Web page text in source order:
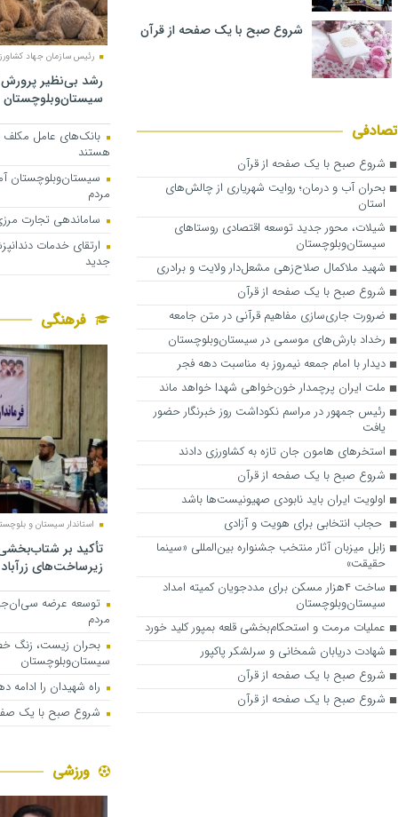
شروع صبح با یک صفحه از قرآن
تصادفی
شروع صبح با یک صفحه از قرآن
بحران آب و درمان؛ روایت شهریاری از چالش‌های
استان
شیلات، محور جدید توسعه اقتصادی روستاهای
سیستان‌وبلوچستان
شهید ملاکمال صلاح‌زهی مشعل‌دار ولایت و برادری
شروع صبح با یک صفحه از قرآن
ضرورت جاری‌سازی مفاهیم قرآنی در متن جامعه
رخداد بارش‌های موسمی در سیستان‌وبلوچستان
دیدار با امام جمعه نیمروز به مناسبت دهه فجر
ملت ایران پرچمدار خون‌خواهی شهدا خواهد ماند
رئیس جمهور در مراسم نکوداشت روز خبرنگار حضور
یافت
استخرهای هامون جان تازه به کشاورزی دادند
شروع صبح با یک صفحه از قرآن
اولویت ایران باید نابودی صهیونیست‌ها باشد
حجاب انتخابی برای هویت و آزادی
زابل میزبان آثار منتخب جشنواره بین‌المللی «سینما
حقیقت»
ساخت ۴هزار مسکن برای مددجویان کمیته امداد
سیستان‌وبلوچستان
عملیات مرمت و استحکام‌بخشی قلعه بمپور کلید خورد
شهادت دریابان شمخانی و سرلشکر پاکپور
شروع صبح با یک صفحه از قرآن
شروع صبح با یک صفحه از قرآن
رئیس سازمان جهاد
رشد بی‌نظیر
سیستان‌وبلوچستان
بانک‌های عامل مکلف
هستند
سیستان‌وبلوچستان
مردم
ساماندهی تجارت
ارتقای خدمات
جدید
فرهنگی
استاندار سیستان و
تأکید بر
زیرساخت‌های زرآباد
توسعه عرضه
مردم
بحران زیست، زنگ
سیستان‌وبلوچستان
راه شهیدان را ادامه
شروع صبح با یک
ورزشی